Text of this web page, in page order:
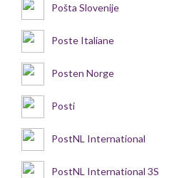
Pošta Slovenije
Poste Italiane
Posten Norge
Posti
PostNL International
PostNL International 3S